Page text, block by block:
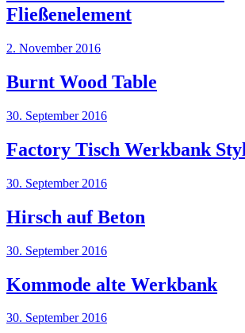
Fließenelement
2. November 2016
Burnt Wood Table
30. September 2016
Factory Tisch Werkbank
30. September 2016
Hirsch auf Beton
30. September 2016
Kommode alte Werkbank
30. September 2016